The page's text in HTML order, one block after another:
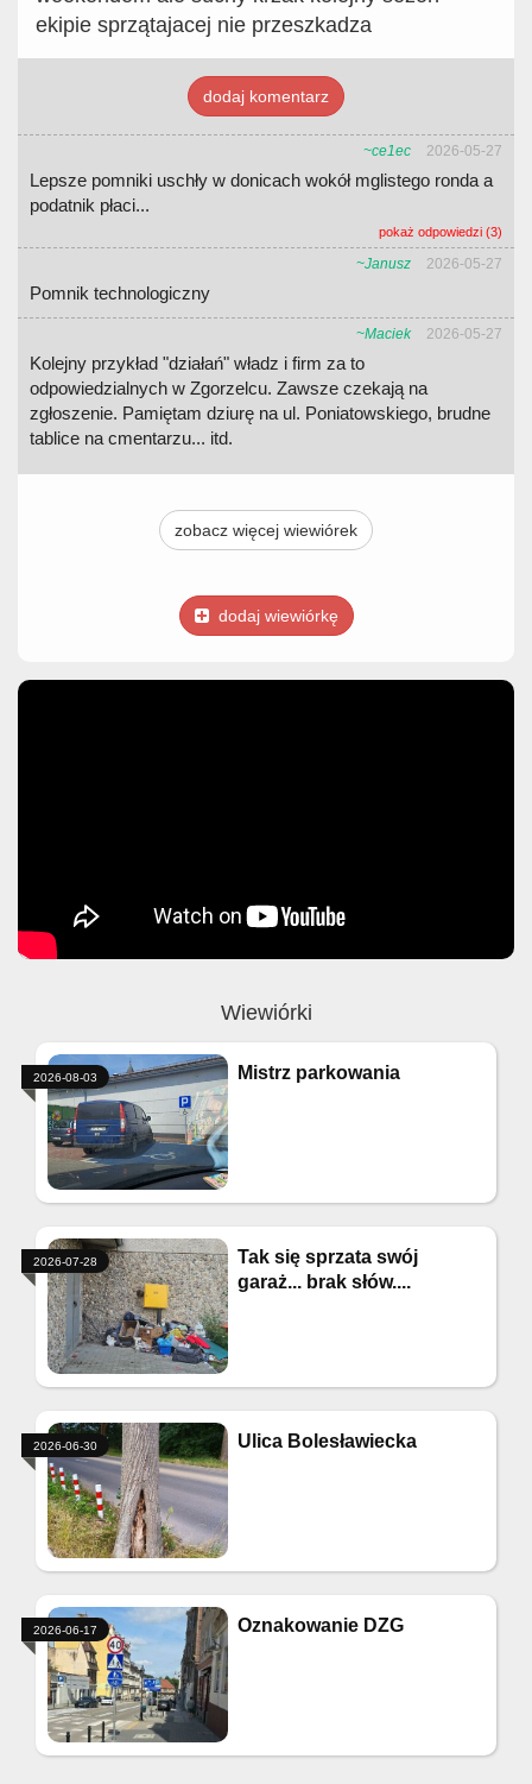
ekipie sprzątajacej nie przeszkadza
dodaj komentarz
~ce1ec 2026-05-27
Lepsze pomniki uschły w donicach wokół mglistego ronda a
podatnik płaci...
pokaż odpowiedzi (3)
~Janusz 2026-05-27
Pomnik technologiczny
~Maciek 2026-05-27
Kolejny przykład "działań" władz i firm za to
odpowiedzialnych w Zgorzelcu. Zawsze czekają na
zgłoszenie. Pamiętam dziurę na ul. Poniatowskiego, brudne
tablice na cmentarzu... itd.
zobacz więcej wiewiórek
dodaj wiewiórkę
Wiewiórki
Mistrz parkowania
2026-08-03
Tak się sprzata swój
garaż... brak słów....
2026-07-28
Ulica Bolesławiecka
2026-06-30
Oznakowanie DZG
2026-06-17